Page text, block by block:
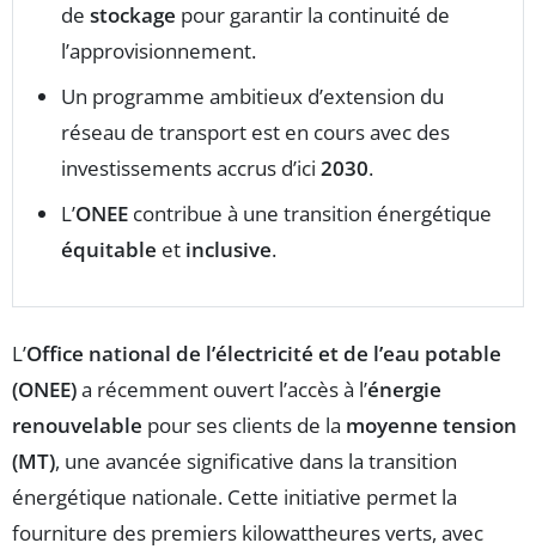
de stockage pour garantir la continuité de
l’approvisionnement.
Un programme ambitieux d’extension du
réseau de transport est en cours avec des
investissements accrus d’ici 2030.
L’ONEE contribue à une transition énergétique
équitable et inclusive.
L’Office national de l’électricité et de l’eau potable
(ONEE)a récemment ouvert l’accès à l’énergie
renouvelable pour ses clients de la moyenne tension
(MT), une avancée significative dans la transition
énergétique nationale. Cette initiative permet la
fourniture des premiers kilowattheures verts, avec